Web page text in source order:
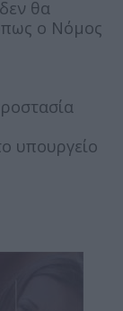
θα
ο Νόμος
υπουργείο